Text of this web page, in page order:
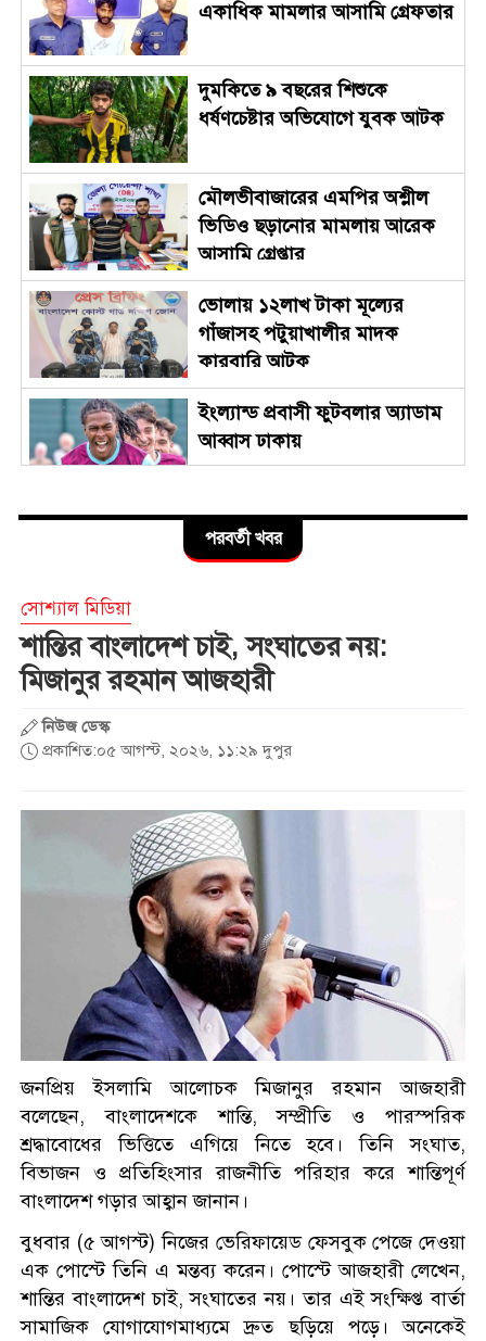
একাধিক মামলার আসামি গ্রেফতার
দুমকিতে ৯ বছরের শিশুকে
ধর্ষণচেষ্টার অভিযোগে যুবক আটক
মৌলভীবাজারের এমপির অশ্লীল
ভিডিও ছড়ানোর মামলায় আরেক
আসামি গ্রেপ্তার
ভোলায় ১২লাখ টাকা মূল্যের
গাঁজাসহ পটুয়াখালীর মাদক
কারবারি আটক
ইংল্যান্ড প্রবাসী ফুটবলার অ্যাডাম
আব্বাস ঢাকায়
ঝিনাইগাতীতে অবৈধ ভারতীয়
বিভিন্ন ব্যান্ডের হুইস্কি মদ উদ্বার
গরুবাহী ভুটভুটি-বাসের মুখোমুখি
সংঘর্ষে নিহত ৩, আহত ৪
ঋতুপর্ণা কে ছাড়াই এএফসি মিশনে
ড্যাবের প্রতিষ্ঠাবার্ষিকীতে চিকিৎসক
সমাবেশের উদ্বোধন করলেন
প্রধানমন্ত্রী
আগৈলঝাড়ায় ইউএনও’র নির্দেশের
১৩ দিন পর ফের সরকারি গাছ
কেটে নেয়ার অভিযোগ
জুলাই স্মৃতি জাদুঘর পরিদর্শন
করলেন এনসিপি নেতারা
বরিশালে লাল ফিতা কেটে বাঁশের
সাঁকো উদ্বোধন করলেন বিএনপি
বুড়িগঙ্গাসহ রাজধানীর চারপাশের
নদীদূষণ রোধে পরিকল্পনার নির্দেশ
প্রধানমন্ত্রীর
পরবর্তী খবর
সোশ্যাল মিডিয়া
শান্তির বাংলাদেশ চাই, সংঘাতের নয়:
মিজানুর রহমান আজহারী
নিউজ ডেস্ক
প্রকাশিত:০৫ আগস্ট, ২০২৬, ১১:২৯ দুপুর
জনপ্রিয় ইসলামি আলোচক মিজানুর রহমান আজহারী
বলেছেন, বাংলাদেশকে শান্তি, সম্প্রীতি ও পারস্পরিক
শ্রদ্ধাবোধের ভিত্তিতে এগিয়ে নিতে হবে। তিনি সংঘাত,
বিভাজন ও প্রতিহিংসার রাজনীতি পরিহার করে শান্তিপূর্ণ
বাংলাদেশ গড়ার আহ্বান জানান।
বুধবার (৫ আগস্ট) নিজের ভেরিফায়েড ফেসবুক পেজে দেওয়া
এক পোস্টে তিনি এ মন্তব্য করেন। পোস্টে আজহারী লেখেন,
শান্তির বাংলাদেশ চাই, সংঘাতের নয়। তার এই সংক্ষিপ্ত বার্তা
সামাজিক যোগাযোগমাধ্যমে দ্রুত ছড়িয়ে পড়ে। অনেকেই